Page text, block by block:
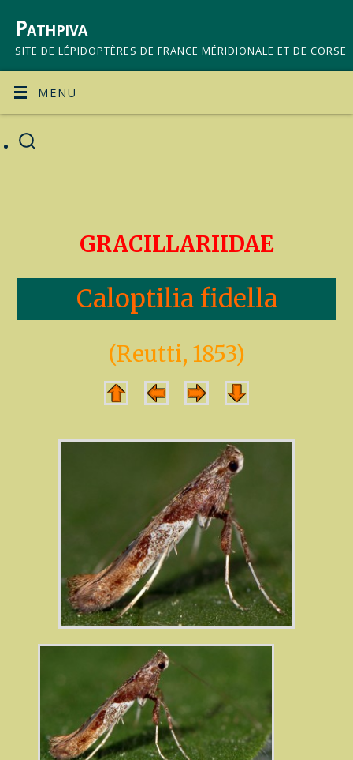
Pathpiva
SITE DE LÉPIDOPTÈRES DE FRANCE MÉRIDIONALE ET DE CORSE
MENU
GRACILLARIIDAE
Caloptilia fidella
(Reutti, 1853)